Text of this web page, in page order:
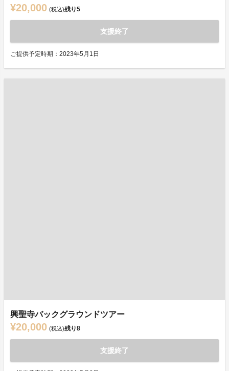
¥20,000 (税込)残り5
支援終了
ご提供予定時期：2023年5月1日
興聖寺バックグラウンドツアー
¥20,000 (税込)残り8
支援終了